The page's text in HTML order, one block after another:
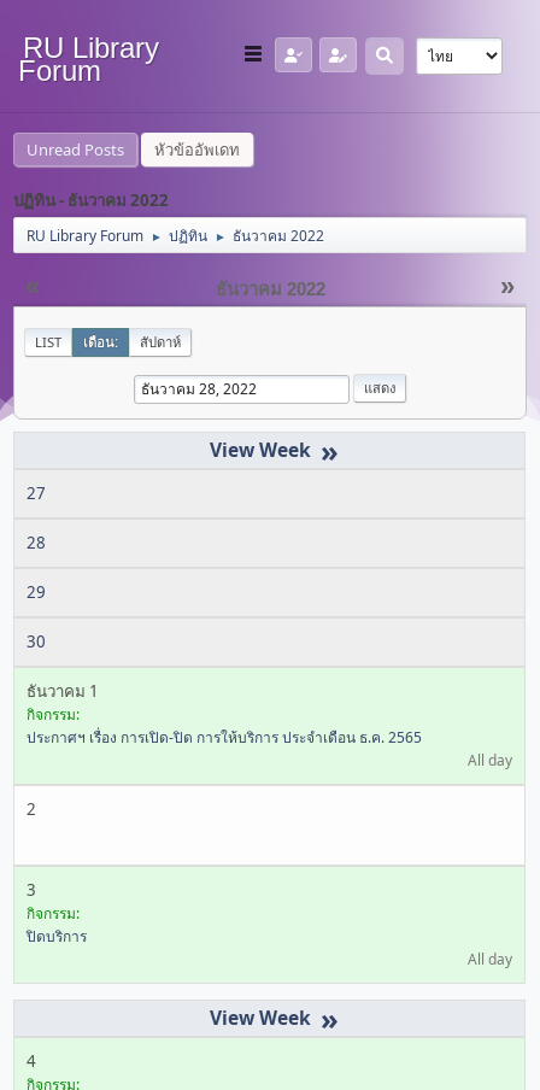
RU Library
Forum
Unread Posts หัวข้ออัพเดท
ปฏิทิน - ธันวาคม 2022
RU Library Forum ► ปฏิทิน ► ธันวาคม 2022
« »
ธันวาคม 2022
LIST เดือน: สัปดาห์
»
27
28
29
30
ธันวาคม 1
กิจกรรม:
ประกาศฯ เรื่อง การเปิด-ปิด การให้บริการ ประจำเดือน ธ.ค. 2565
All day
2
3
กิจกรรม:
ปิดบริการ
All day
»
4
กิจกรรม: